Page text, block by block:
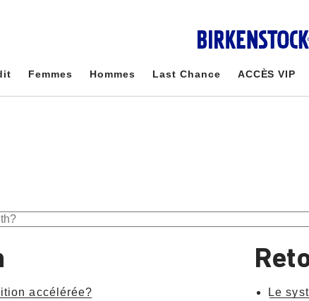
Femmes Hommes Last Chance ACCÈS VIP
accélérée?
Le